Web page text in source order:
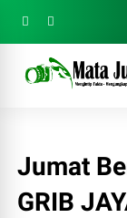
Jumat
GRIB